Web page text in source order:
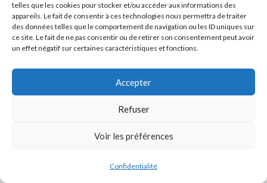
telles que les cookies pour stocker et/ou accéder aux informations des
appareils. Le fait de consentir à ces technologies nous permettra de traiter
des données telles que le comportement de navigation ou les ID uniques sur
ce site. Le fait de ne pas consentir ou de retirer son consentement peut avoir
un effet négatif sur certaines caractéristiques et fonctions.
Accepter
Refuser
Voir les préférences
Confidentialité
Programme d’Affiliation
FAQ
utilisateurs ce mois-ci